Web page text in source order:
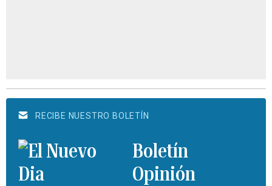
RECIBE NUESTRO BOLETÍN
Boletín
Opinión